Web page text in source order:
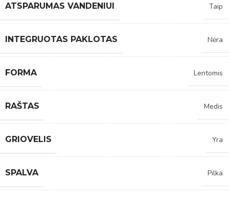
ATSPARUMAS VANDENIUI Taip
INTEGRUOTAS PAKLOTAS Nėra
FORMA Lentomis
RAŠTAS Medis
GRIOVELIS Yra
SPALVA Pilka